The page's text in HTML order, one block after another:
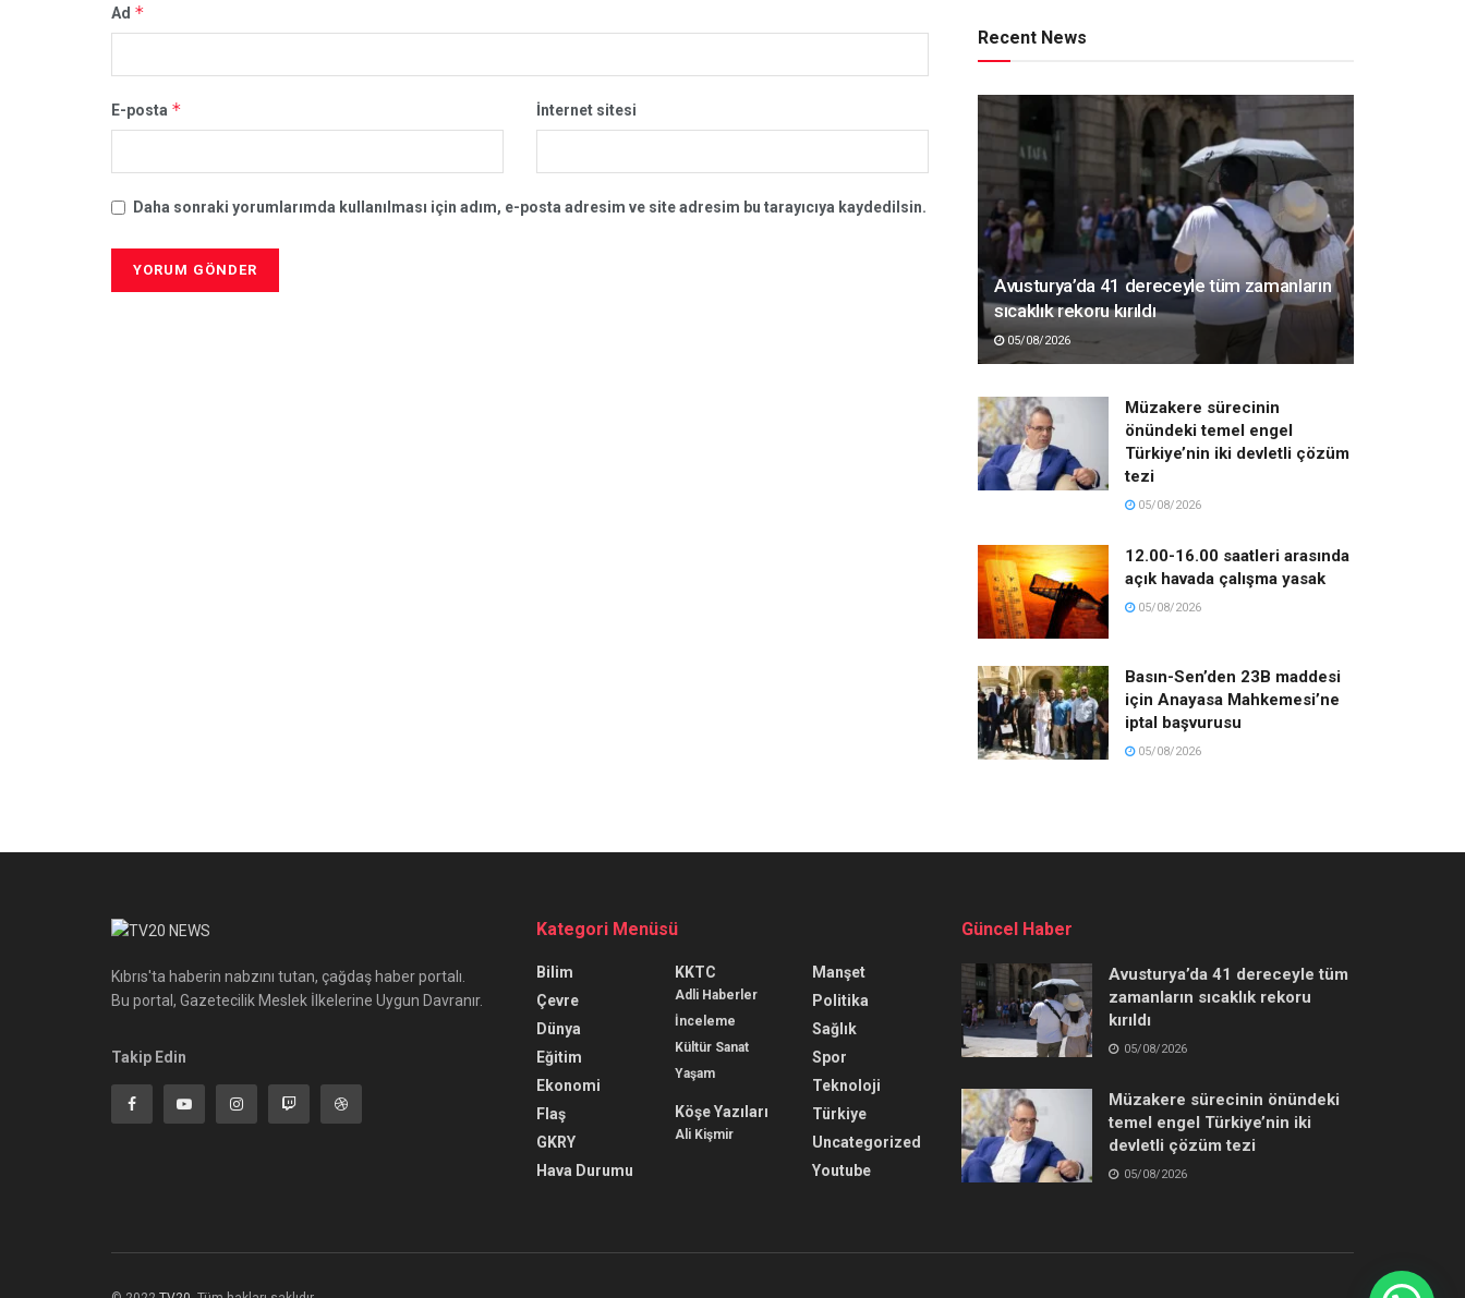
Ad *
E-posta * İnternet sitesi
Daha sonraki yorumlarımda kullanılması için adım, e-posta adresim ve site adresim bu tarayıcıya kaydedilsin.
Recent News
Avusturya’da 41 dereceyle tüm zamanların
sıcaklık rekoru kırıldı
05/08/2026
Müzakere sürecinin
önündeki temel engel
Türkiye’nin iki devletli çözüm
tezi
05/08/2026
12.00-16.00 saatleri arasında
açık havada çalışma yasak
05/08/2026
Basın-Sen’den 23B maddesi
için Anayasa Mahkemesi’ne
iptal başvurusu
05/08/2026
Kıbrıs'ta haberin nabzını tutan, çağdaş haber portalı.
Bu portal, Gazetecilik Meslek İlkelerine Uygun Davranır.
Takip Edin
Kategori Menüsü
Bilim
Çevre
Dünya
Eğitim
Ekonomi
Flaş
GKRY
Hava Durumu
KKTC
Adli Haberler
İnceleme
Kültür Sanat
Yaşam
Köşe Yazıları
Ali Kişmir
Manşet
Politika
Sağlık
Spor
Teknoloji
Türkiye
Uncategorized
Youtube
Güncel Haber
Avusturya’da 41 dereceyle tüm
zamanların sıcaklık rekoru
kırıldı
05/08/2026
Müzakere sürecinin önündeki
temel engel Türkiye’nin iki
devletli çözüm tezi
05/08/2026